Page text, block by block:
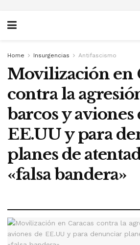
Home Insurgencias Antifascismo
Movilización en
contra la
barcos y aviones
EE.UU y para
planes de
«falsa bandera»